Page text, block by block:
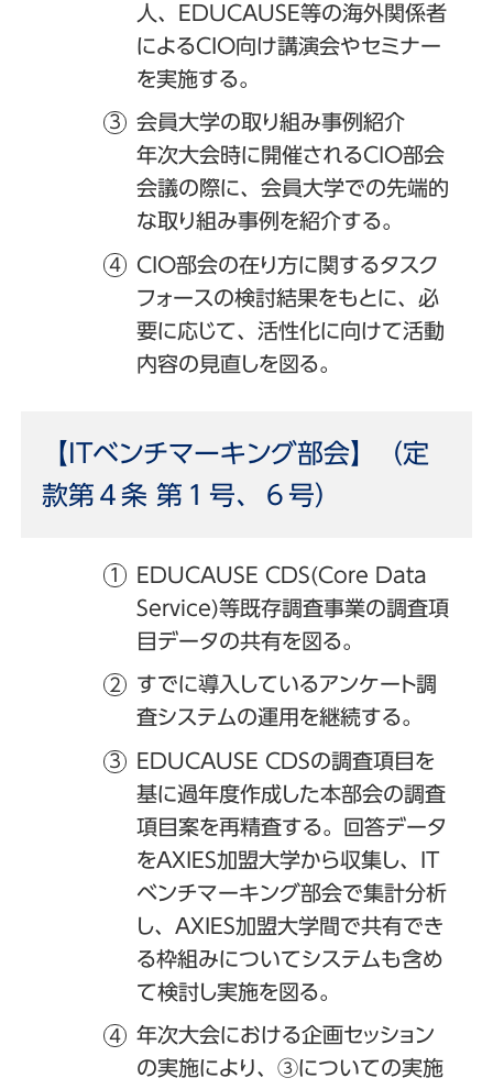
人、EDUCAUSE等の海外関係者
によるCIO向け講演会やセミナー
を実施する。
会員大学の取り組み事例紹介
年次大会時に開催されるCIO部会
会議の際に、会員大学での先端的
な取り組み事例を紹介する。
CIO部会の在り方に関するタスク
フォースの検討結果をもとに、必
要に応じて、活性化に向けて活動
内容の見直しを図る。
【ITベンチマーキング部会】（定
款第４条 第１号、６号）
EDUCAUSE CDS(Core Data
Service)等既存調査事業の調査項
目データの共有を図る。
すでに導入しているアンケート調
査システムの運用を継続する。
EDUCAUSE CDSの調査項目を
基に過年度作成した本部会の調査
項目案を再精査する。回答データ
をAXIES加盟大学から収集し、IT
ベンチマーキング部会で集計分析
し、AXIES加盟大学間で共有でき
る枠組みについてシステムも含め
て検討し実施を図る。
年次大会における企画セッション
の実施により、③についての実施